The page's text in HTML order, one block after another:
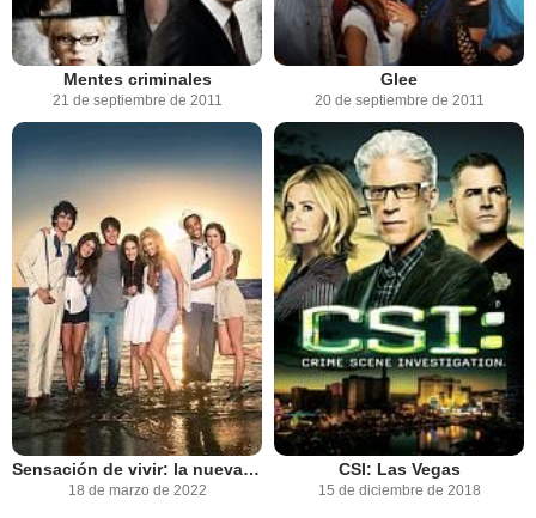
Mentes criminales
21 de septiembre de 2011
Glee
20 de septiembre de 2011
Sensación de vivir: la nueva generación
18 de marzo de 2022
CSI: Las Vegas
15 de diciembre de 2018